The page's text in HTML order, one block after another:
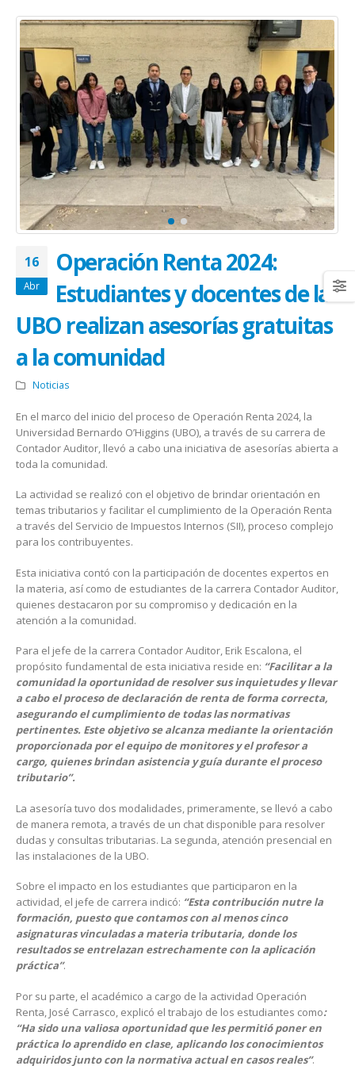
16
Abr
Operación Renta 2024:
Estudiantes y docentes de la
UBO realizan asesorías gratuitas
a la comunidad
Noticias
En el marco del inicio del proceso de Operación Renta 2024, la
Universidad Bernardo O’Higgins (UBO), a través de su carrera de
Contador Auditor, llevó a cabo una iniciativa de asesorías abierta a
toda la comunidad.
La actividad se realizó con el objetivo de brindar orientación en
temas tributarios y facilitar el cumplimiento de la Operación Renta
a través del Servicio de Impuestos Internos (SII), proceso complejo
para los contribuyentes.
Esta iniciativa contó con la participación de docentes expertos en
la materia, así como de estudiantes de la carrera Contador Auditor,
quienes destacaron por su compromiso y dedicación en la
atención a la comunidad.
Para el jefe de la carrera Contador Auditor, Erik Escalona, el
propósito fundamental de esta iniciativa reside en: “Facilitar a la
comunidad la oportunidad de resolver sus inquietudes y llevar
a cabo el proceso de declaración de renta de forma correcta,
asegurando el cumplimiento de todas las normativas
pertinentes. Este objetivo se alcanza mediante la orientación
proporcionada por el equipo de monitores y el profesor a
cargo, quienes brindan asistencia y guía durante el proceso
tributario”.
La asesoría tuvo dos modalidades, primeramente, se llevó a cabo
de manera remota, a través de un chat disponible para resolver
dudas y consultas tributarias. La segunda, atención presencial en
las instalaciones de la UBO.
Sobre el impacto en los estudiantes que participaron en la
actividad, el jefe de carrera indicó: “Esta contribución nutre la
formación, puesto que contamos con al menos cinco
asignaturas vinculadas a materia tributaria, donde los
resultados se entrelazan estrechamente con la aplicación
práctica”.
Por su parte, el académico a cargo de la actividad Operación
Renta, José Carrasco, explicó el trabajo de los estudiantes como:
“Ha sido una valiosa oportunidad que les permitió poner en
práctica lo aprendido en clase, aplicando los conocimientos
adquiridos junto con la normativa actual en casos reales”.